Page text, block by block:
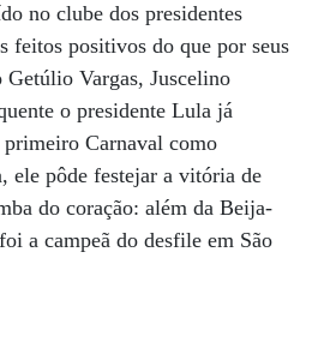
no clube dos presidentes
feitos positivos do que por seus
Vargas, Juscelino
o presidente Lula já
Carnaval como
ele pôde festejar a vitória de
do coração: além da Beija-
a campeã do desfile em São